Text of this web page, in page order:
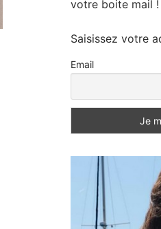
votre boite mail !
Saisissez votre
Email